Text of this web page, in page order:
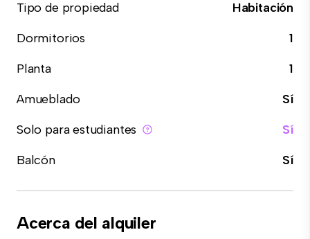
Tipo de propiedad
Habitación
Dormitorios
1
Planta
1
Amueblado
Sí
Solo para estudiantes
Sí
Balcón
Sí
Acerca del alquiler